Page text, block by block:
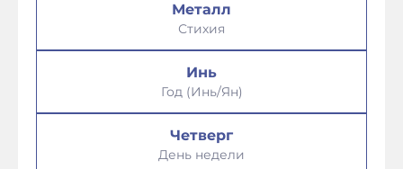
Металл
Стихия
Инь
Год (Инь/Ян)
Четверг
День недели